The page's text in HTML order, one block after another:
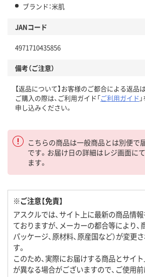
ブランド：米肌
JANコード
4971710435856
備考（ご注意）
【返品について】お客様のご都合による返品
ご購入の際は、ご利用ガイド「ご利用ガイド
申し込みください。
こちらの商品は一般商品とは別便で
です。お届け日の詳細はレジ画面に
ます。
※ご注意【免責】
アスクルでは、サイト上に最新の商品情
ておりますが、メーカーの都合等により、商
パッケージ、原材料、原産国など）が変更
す。
このため、実際にお届けする商品とサイ
が異なる場合がございますので、ご使用